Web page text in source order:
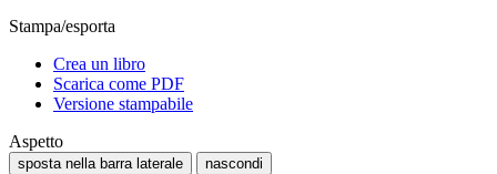
Stampa/esporta
Crea un libro
Scarica come PDF
Versione stampabile
Aspetto
sposta nella barra laterale nascondi